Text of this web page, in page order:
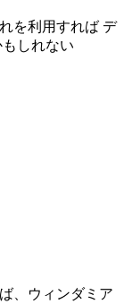
を利用すれば デ
しれない
、ウィンダミア